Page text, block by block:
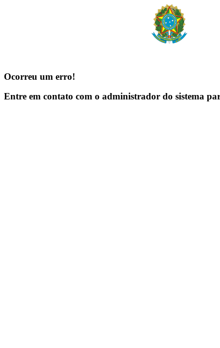
Ocorreu um erro!
Entre em contato com o administrador do sistema